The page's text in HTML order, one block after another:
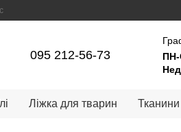
095 212-56-73
Ліжка для тварин Тканини